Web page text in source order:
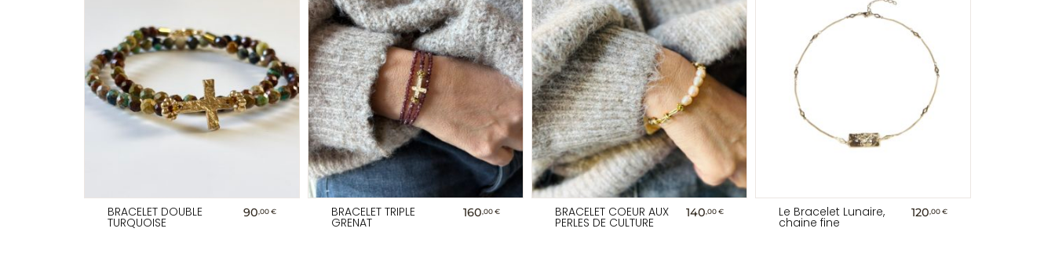
BRACELET DOUBLE
TURQUOISE
90 ,00 € BRACELET TRIPLE
GRENAT
160 ,00 € BRACELET COEUR AUX
PERLES DE CULTURE
140 ,00 € Le Bracelet Lunaire,
chaine fine
120 ,00 €